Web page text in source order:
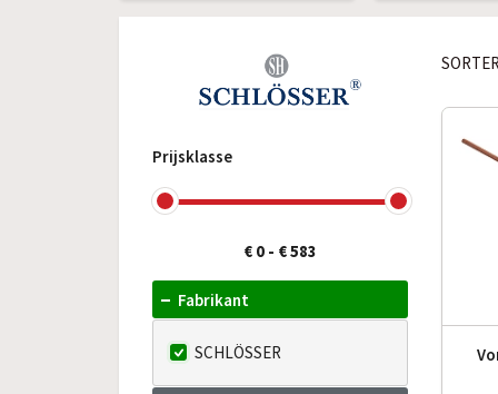
Prijsklasse
€ 0 - € 583
Fabrikant
SCHLÖSSER